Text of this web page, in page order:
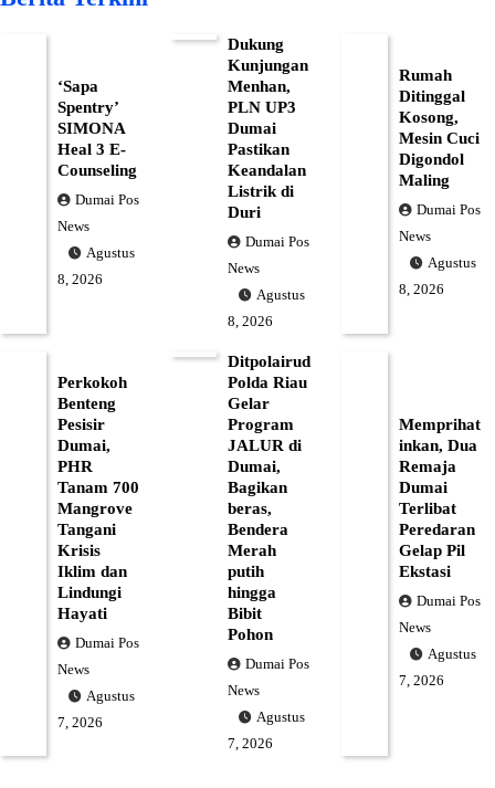
‘Sapa
Spentry’
SIMONA
Heal 3 E-
Counseling
Dumai Pos
News
Agustus
8, 2026
Dukung
Kunjungan
Menhan,
PLN UP3
Dumai
Pastikan
Keandalan
Listrik di
Duri
Dumai Pos
News
Agustus
8, 2026
Rumah
Ditinggal
Kosong,
Mesin Cuci
Digondol
Maling
Dumai Pos
News
Agustus
8, 2026
Perkokoh
Benteng
Pesisir
Dumai,
PHR
Tanam 700
Mangrove
Tangani
Krisis
Iklim dan
Lindungi
Hayati
Dumai Pos
News
Agustus
7, 2026
Ditpolairud
Polda Riau
Gelar
Program
JALUR di
Dumai,
Bagikan
beras,
Bendera
Merah
putih
hingga
Bibit
Pohon
Dumai Pos
News
Agustus
7, 2026
Memprihat
inkan, Dua
Remaja
Dumai
Terlibat
Peredaran
Gelap Pil
Ekstasi
Dumai Pos
News
Agustus
7, 2026